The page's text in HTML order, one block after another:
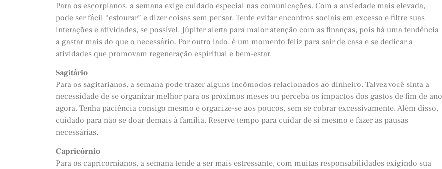
Para os escorpianos, a semana exige cuidado especial nas comunicações. Com a ansiedade mais elevada,
pode ser fácil “estourar” e dizer coisas sem pensar. Tente evitar encontros sociais em excesso e filtre suas
interações e atividades, se possível. Júpiter alerta para maior atenção com as finanças, pois há uma tendência
a gastar mais do que o necessário. Por outro lado, é um momento feliz para sair de casa e se dedicar a
atividades que promovam regeneração espiritual e bem-estar.
Sagitário
Para os sagitarianos, a semana pode trazer alguns incômodos relacionados ao dinheiro. Talvez você sinta a
necessidade de se organizar melhor para os próximos meses ou perceba os impactos dos gastos de fim de ano
agora. Tenha paciência consigo mesmo e organize-se aos poucos, sem se cobrar excessivamente. Além disso,
cuidado para não se doar demais à família. Reserve tempo para cuidar de si mesmo e fazer as pausas
necessárias.
Capricórnio
Para os capricornianos, a semana tende a ser mais estressante, com muitas responsabilidades exigindo sua